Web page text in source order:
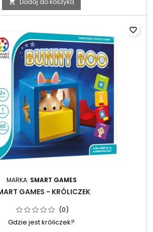
 Dodaj do koszyka
MARKA: SMART GAMES
GAMES - KRÓLICZEK
(0)
Gdzie jest króliczek?
favorite_border